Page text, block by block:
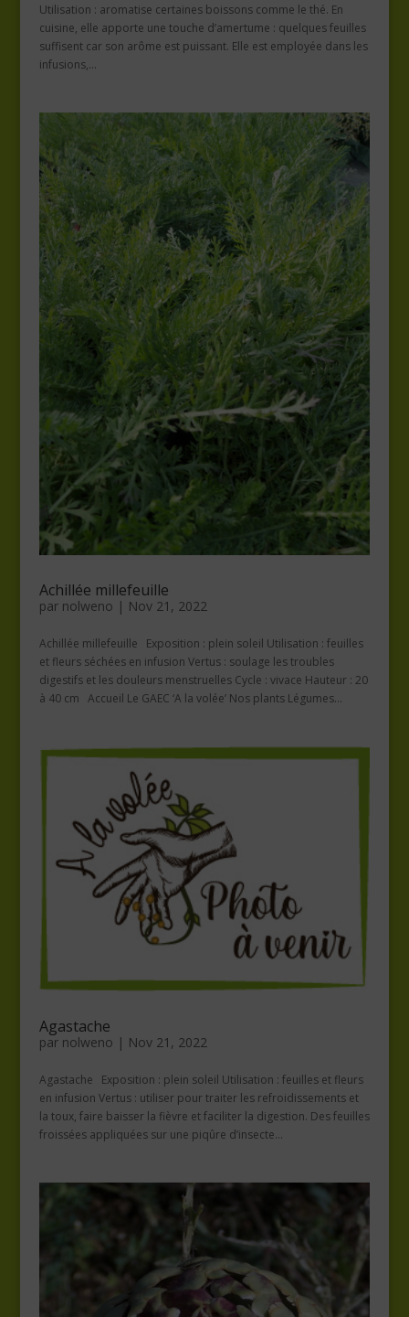
Utilisation : aromatise certaines boissons comme le thé. En
cuisine, elle apporte une touche d’amertume : quelques feuilles
suffisent car son arôme est puissant. Elle est employée dans les
infusions,...
Achillée millefeuille
par nolweno | Nov 21, 2022
Achillée millefeuille Exposition : plein soleil Utilisation : feuilles
et fleurs séchées en infusion Vertus : soulage les troubles
digestifs et les douleurs menstruelles Cycle : vivace Hauteur : 20
à 40 cm Accueil Le GAEC ‘A la volée’ Nos plants Légumes...
Agastache
par nolweno | Nov 21, 2022
Agastache Exposition : plein soleil Utilisation : feuilles et fleurs
en infusion Vertus : utiliser pour traiter les refroidissements et
la toux, faire baisser la fièvre et faciliter la digestion. Des feuilles
froissées appliquées sur une piqûre d’insecte...